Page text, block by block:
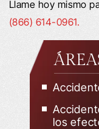
Llame hoy mismo
(866) 614-0961.
los